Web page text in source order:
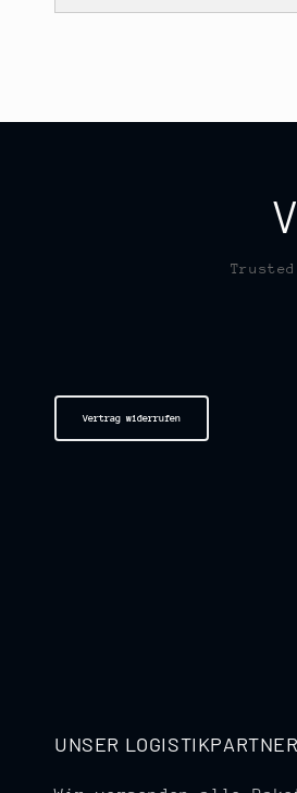
Vertrag widerrufen
UNSER LOGISTIKPARTNER